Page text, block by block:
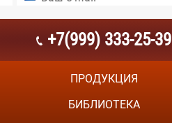
+7(999) 333-25-39
ПРОДУКЦИЯ
БИБЛИОТЕКА